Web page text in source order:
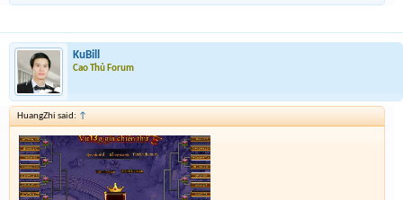
KuBill
Cao Thủ Forum
HuangZhi said: ↑